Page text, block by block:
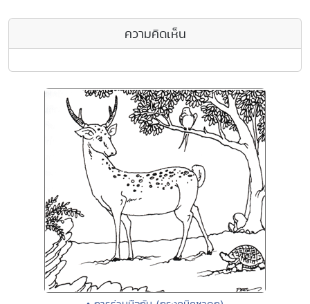
ความคิดเห็น